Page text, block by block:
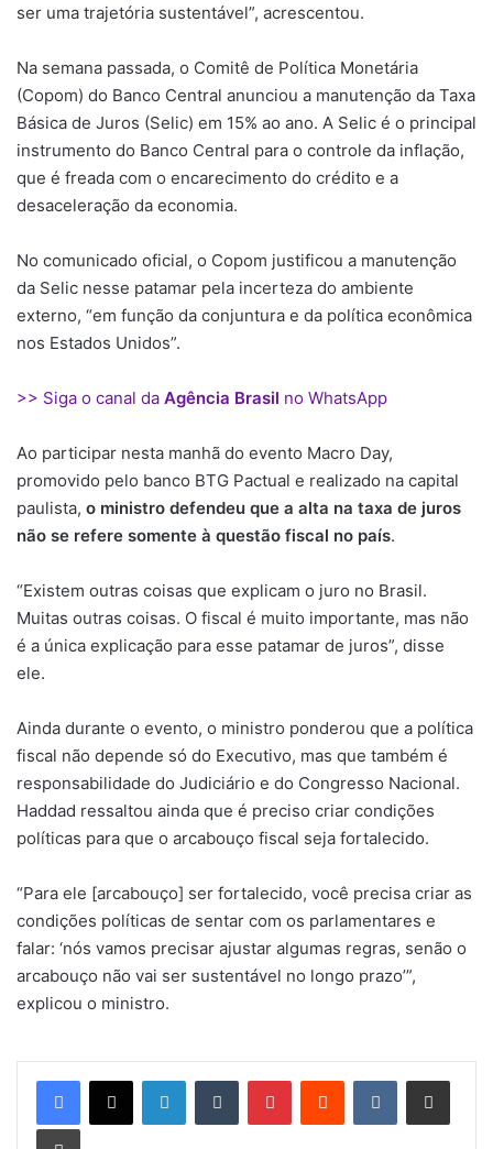
ser uma trajetória sustentável”, acrescentou.
Na semana passada, o Comitê de Política Monetária
(Copom) do Banco Central anunciou a manutenção da Taxa
Básica de Juros (Selic) em 15% ao ano. A Selic é o principal
instrumento do Banco Central para o controle da inflação,
que é freada com o encarecimento do crédito e a
desaceleração da economia.
No comunicado oficial, o Copom justificou a manutenção
da Selic nesse patamar pela incerteza do ambiente
externo, “em função da conjuntura e da política econômica
nos Estados Unidos”.
>> Siga o canal da Agência Brasil no WhatsApp
Ao participar nesta manhã do evento Macro Day,
promovido pelo banco BTG Pactual e realizado na capital
paulista, o ministro defendeu que a alta na taxa de juros
não se refere somente à questão fiscal no país.
“Existem outras coisas que explicam o juro no Brasil.
Muitas outras coisas. O fiscal é muito importante, mas não
é a única explicação para esse patamar de juros”, disse
ele.
Ainda durante o evento, o ministro ponderou que a política
fiscal não depende só do Executivo, mas que também é
responsabilidade do Judiciário e do Congresso Nacional.
Haddad ressaltou ainda que é preciso criar condições
políticas para que o arcabouço fiscal seja fortalecido.
“Para ele [arcabouço] ser fortalecido, você precisa criar as
condições políticas de sentar com os parlamentares e
falar: ‘nós vamos precisar ajustar algumas regras, senão o
arcabouço não vai ser sustentável no longo prazo’”,
explicou o ministro.